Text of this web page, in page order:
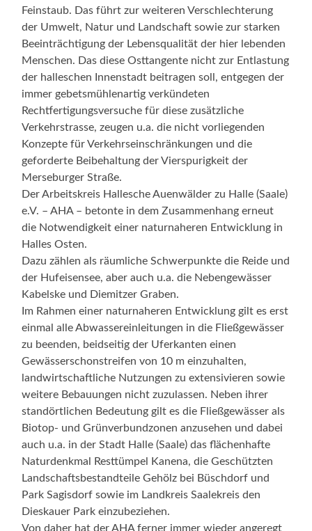
Feinstaub. Das führt zur weiteren Verschlechterung
der Umwelt, Natur und Landschaft sowie zur starken
Beeinträchtigung der Lebensqualität der hier lebenden
Menschen. Das diese Osttangente nicht zur Entlastung
der halleschen Innenstadt beitragen soll, entgegen der
immer gebetsmühlenartig verkündeten
Rechtfertigungsversuche für diese zusätzliche
Verkehrstrasse, zeugen u.a. die nicht vorliegenden
Konzepte für Verkehrseinschränkungen und die
geforderte Beibehaltung der Vierspurigkeit der
Merseburger Straße.
Der Arbeitskreis Hallesche Auenwälder zu Halle (Saale)
e.V. – AHA – betonte in dem Zusammenhang erneut
die Notwendigkeit einer naturnaheren Entwicklung in
Halles Osten.
Dazu zählen als räumliche Schwerpunkte die Reide und
der Hufeisensee, aber auch u.a. die Nebengewässer
Kabelske und Diemitzer Graben.
Im Rahmen einer naturnaheren Entwicklung gilt es erst
einmal alle Abwassereinleitungen in die Fließgewässer
zu beenden, beidseitig der Uferkanten einen
Gewässerschonstreifen von 10 m einzuhalten,
landwirtschaftliche Nutzungen zu extensivieren sowie
weitere Bebauungen nicht zuzulassen. Neben ihrer
standörtlichen Bedeutung gilt es die Fließgewässer als
Biotop- und Grünverbundzonen anzusehen und dabei
auch u.a. in der Stadt Halle (Saale) das flächenhafte
Naturdenkmal Resttümpel Kanena, die Geschützten
Landschaftsbestandteile Gehölz bei Büschdorf und
Park Sagisdorf sowie im Landkreis Saalekreis den
Dieskauer Park einzubeziehen.
Von daher hat der AHA ferner immer wieder angeregt